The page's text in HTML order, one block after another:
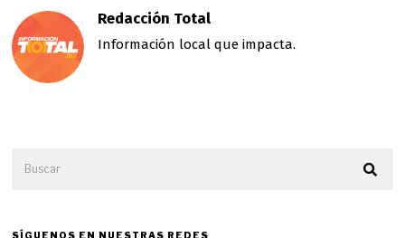
Redacción Total
Información local que impacta.
SÍGUENOS EN NUESTRAS REDES